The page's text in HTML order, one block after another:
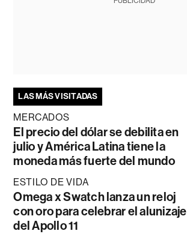
LAS MÁS VISITADAS
MERCADOS
El precio del dólar se debilita en
julio y América Latina tiene la
moneda más fuerte del mundo
ESTILO DE VIDA
Omega x Swatch lanza un reloj
con oro para celebrar el alunizaje
del Apollo 11